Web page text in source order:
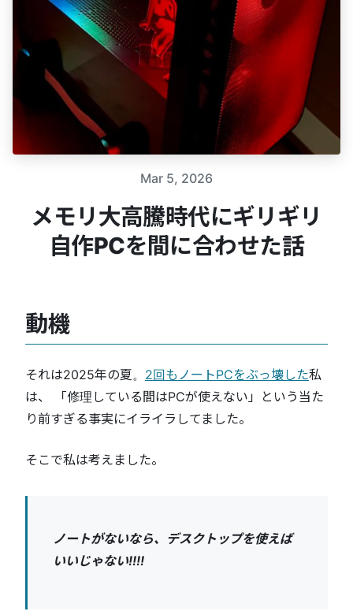
Mar 5, 2026
メモリ大高騰時代にギリギリ
自作PCを間に合わせた話
動機
それは2025年の夏。 2回もノートPCをぶっ壊した私
は、 「修理している間はPCが使えない」という当た
り前すぎる事実にイライラしてました。
そこで私は考えました。
ノートがないなら、デスクトップを使えば
いいじゃない!!!!